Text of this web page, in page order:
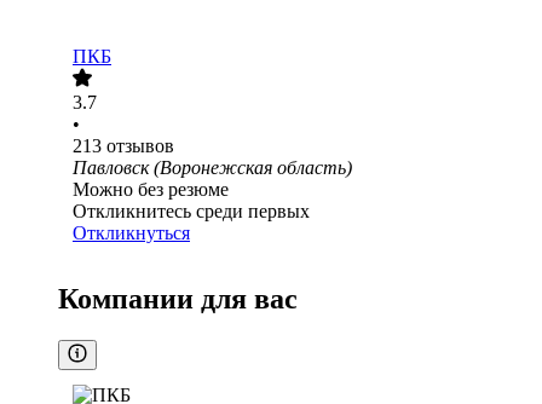
ПКБ
3.7
•
213 отзывов
Павловск (Воронежская область)
Можно без резюме
Откликнитесь среди первых
Откликнуться
Компании для вас